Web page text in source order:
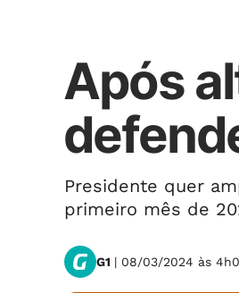
Após
Presidente quer
primeiro mês de
G1 | 08/03/2024 às